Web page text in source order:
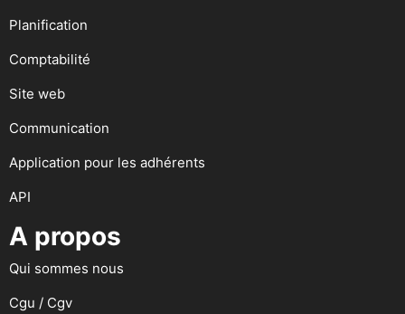
Planification
Comptabilité
Site web
Communication
Application pour les adhérents
API
A propos
Qui sommes nous
Cgu / Cgv